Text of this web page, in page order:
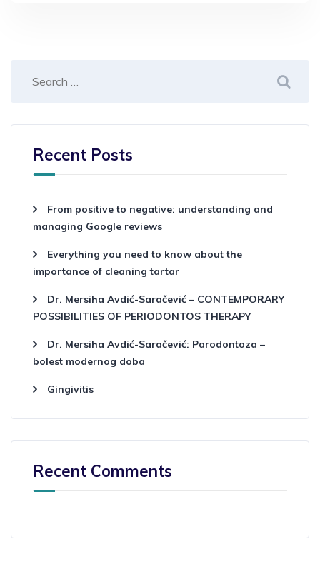
Recent Posts
From positive to negative: understanding and
managing Google reviews
Everything you need to know about the
importance of cleaning tartar
Dr. Mersiha Avdić-Saračević – CONTEMPORARY
POSSIBILITIES OF PERIODONTOS THERAPY
Dr. Mersiha Avdić-Saračević: Parodontoza –
bolest modernog doba
Gingivitis
Recent Comments